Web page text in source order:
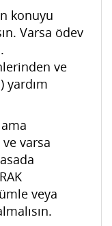
konuyu
Varsa ödev
ve
yardım
ve varsa
veya